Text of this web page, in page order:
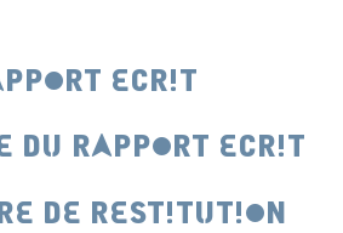
ECRIT
DU RAPPORT ECRIT
DE RESTITUTION